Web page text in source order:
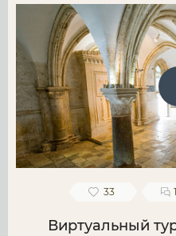
33 1
Виртуальный